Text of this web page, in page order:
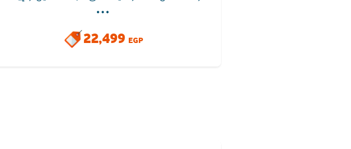
تكييف الهواء تلقائي فى الوقت المطلوب و ايضا
خاصية التبريد السريع التي تتميز بسرعة تبريد فائقه
خلال مده بسيطه جدا
...
22,499 EGP